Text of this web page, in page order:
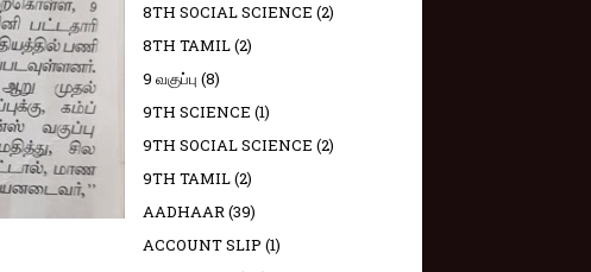
8TH SOCIAL SCIENCE (2)
8TH TAMIL(2)
9 வகுப்பு (8)
9TH SCIENCE (1)
9TH SOCIAL SCIENCE (2)
9TH TAMIL(2)
AADHAAR(39)
ACCOUNT SLIP (1)